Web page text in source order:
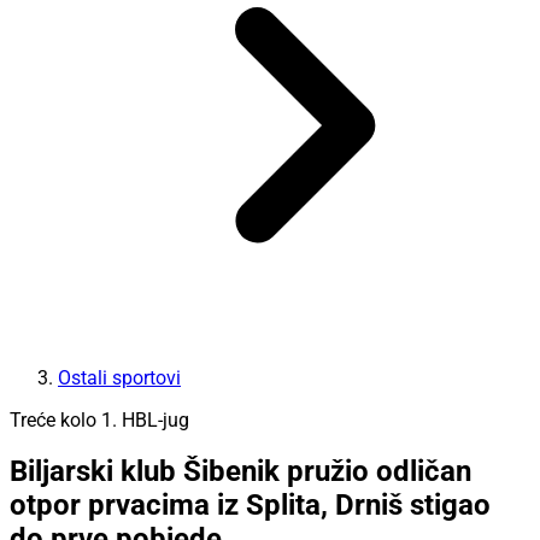
Ostali sportovi
Treće kolo 1. HBL-jug
Biljarski klub Šibenik pružio odličan
otpor prvacima iz Splita, Drniš stigao